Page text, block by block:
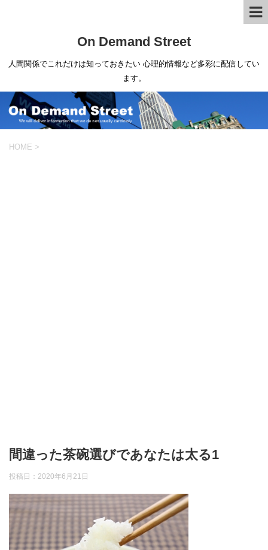
On Demand Street
人間関係でこれだけは知っておきたい 心理的情報など多彩に配信してい
ます。
HOME >
間違った茶碗選びであなたは太る1
投稿日： 2020年6月21日